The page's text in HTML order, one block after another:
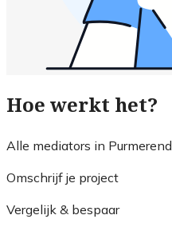
Hoe werkt het?
Alle mediators in Purmerend
Omschrijf je project
Vergelijk & bespaar